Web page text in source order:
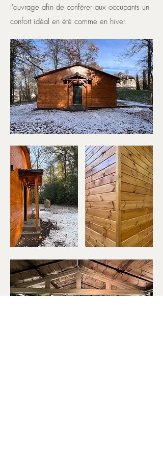
l'ouvrage afin de conférer aux occupants un
confort idéal en été comme en hiver.